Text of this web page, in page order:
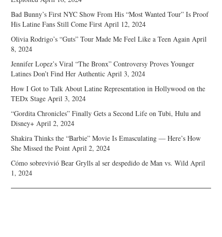
Bad Bunny’s First NYC Show From His “Most Wanted Tour” Is Proof
His Latine Fans Still Come First April 12, 2024
Olivia Rodrigo’s “Guts” Tour Made Me Feel Like a Teen Again April
8, 2024
Jennifer Lopez’s Viral “The Bronx” Controversy Proves Younger
Latines Don’t Find Her Authentic April 3, 2024
How I Got to Talk About Latine Representation in Hollywood on the
TEDx Stage April 3, 2024
“Gordita Chronicles” Finally Gets a Second Life on Tubi, Hulu and
Disney+ April 2, 2024
Shakira Thinks the “Barbie” Movie Is Emasculating — Here’s How
She Missed the Point April 2, 2024
Cómo sobrevivió Bear Grylls al ser despedido de Man vs. Wild April
1, 2024